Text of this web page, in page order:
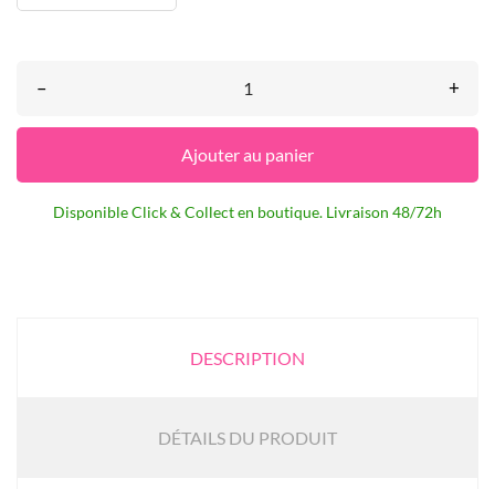
– +
Ajouter au panier
Disponible Click & Collect en boutique. Livraison 48/72h
DESCRIPTION
DÉTAILS DU PRODUIT